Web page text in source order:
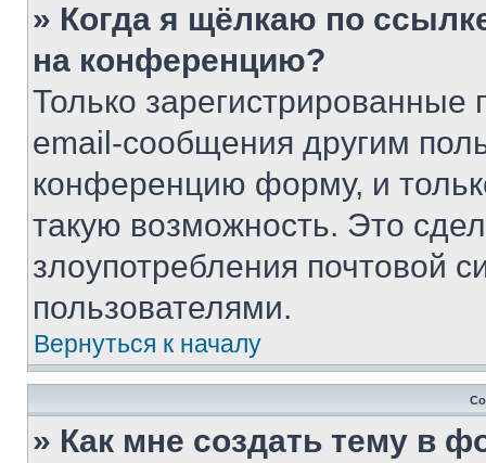
» Когда я щёлкаю по
на конференцию?
Только зарегистрированные
email-сообщения другим
конференцию форму, и
такую возможность. Это
злоупотребления почтовой
пользователями.
Вернуться к началу
» Как мне создать тему в